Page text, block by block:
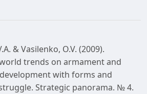
& Vasilenko, O.V. (2009).
trends on armament and
with forms and
Strategic panorama. № 4.